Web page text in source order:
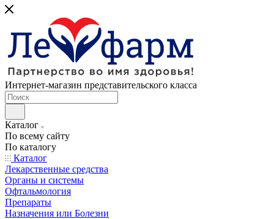
Интернет-магазин представительского класса
Каталог
По всему сайту
По каталогу
Каталог
Лекарственные средства
Органы и системы
Офтальмология
Препараты
Назначения или Болезни